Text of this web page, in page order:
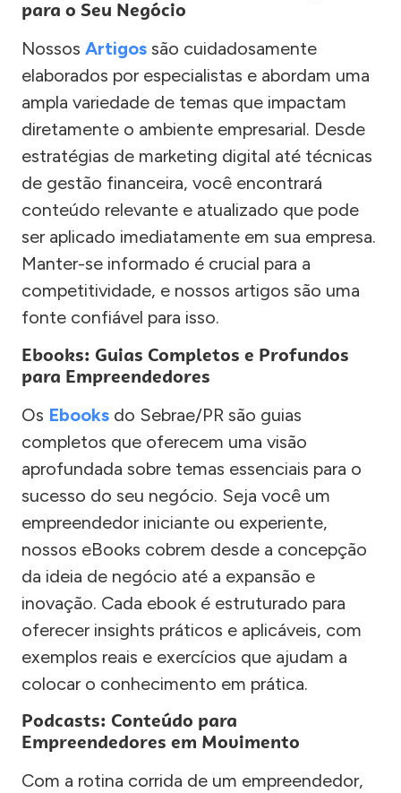
para o Seu Negócio
Nossos Artigos são cuidadosamente
elaborados por especialistas e abordam uma
ampla variedade de temas que impactam
diretamente o ambiente empresarial. Desde
estratégias de marketing digital até técnicas
de gestão financeira, você encontrará
conteúdo relevante e atualizado que pode
ser aplicado imediatamente em sua empresa.
Manter-se informado é crucial para a
competitividade, e nossos artigos são uma
fonte confiável para isso.
Ebooks: Guias Completos e Profundos
para Empreendedores
Os Ebooks do Sebrae/PR são guias
completos que oferecem uma visão
aprofundada sobre temas essenciais para o
sucesso do seu negócio. Seja você um
empreendedor iniciante ou experiente,
nossos eBooks cobrem desde a concepção
da ideia de negócio até a expansão e
inovação. Cada ebook é estruturado para
oferecer insights práticos e aplicáveis, com
exemplos reais e exercícios que ajudam a
colocar o conhecimento em prática.
Podcasts: Conteúdo para
Empreendedores em Movimento
Com a rotina corrida de um empreendedor,